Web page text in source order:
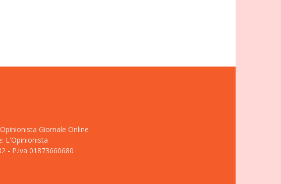
Giornale Online
L'Opinionista
- P.iva 01873660680